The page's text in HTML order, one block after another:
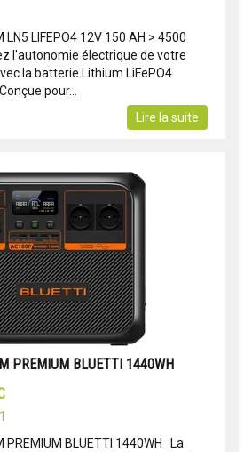
LN5 LIFEPO4 12V 150 AH > 4500
l'autonomie électrique de votre
la batterie Lithium LiFePO4
pour...
Lire la suite
PREMIUM BLUETTI 1440WH
PREMIUM BLUETTI 1440WH La